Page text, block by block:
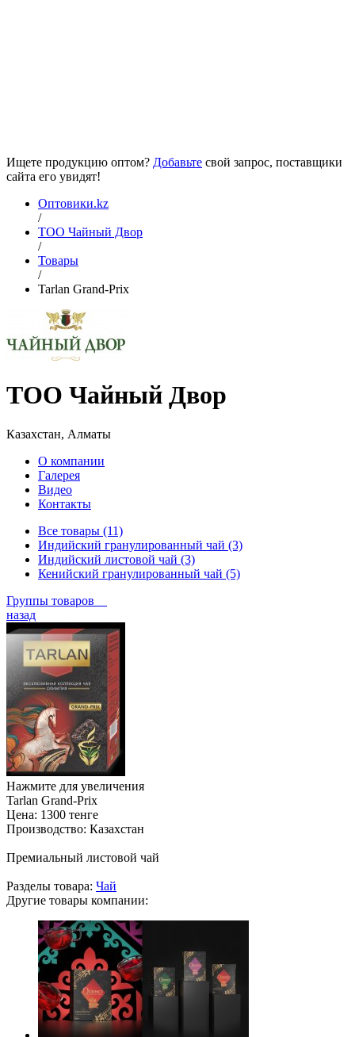
Ищете продукцию оптом? Добавьте свой запрос, поставщики
сайта его увидят!
Оптовики.kz
/
ТОО Чайный Двор
/
Товары
/
Tarlan Grand-Prix
ТОО Чайный Двор
Казахстан, Алматы
О компании
Галерея
Видео
Контакты
Все товары (11)
Индийский гранулированный чай (3)
Индийский листовой чай (3)
Кенийский гранулированный чай (5)
Группы товаров
назад
Нажмите для увеличения
Tarlan Grand-Prix
Цена: 1300 тенге
Производство: Казахстан
Премиальный листовой чай
Разделы товара: Чай
Другие товары компании: